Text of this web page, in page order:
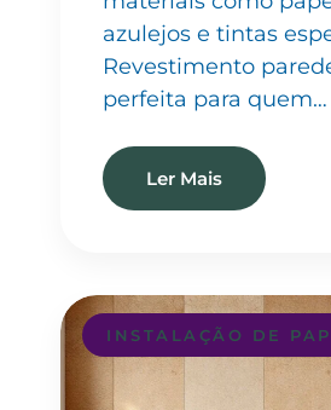
Revestimento
perfeita para quem…
Ler Mais
INSTALAÇÃO DE